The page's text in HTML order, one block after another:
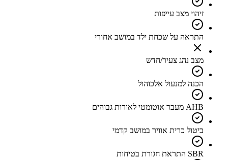
זיהוי מצב עייפות
התראה על שכחת ילד במושב אחורי
מצב נהג צעיר/חדש
הכנה למנעול אלכוהול
AHB מעבר אוטומטי לאורות גבוהים
ביטול כרית אוויר במושב קדמי
SBR התראת חגורת בטיחות